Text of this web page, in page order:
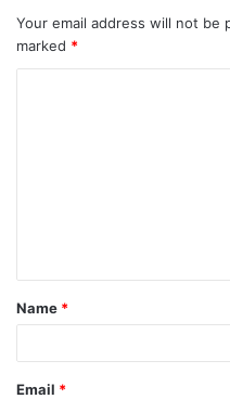
Your email address will not be
marked *
Name *
Email *